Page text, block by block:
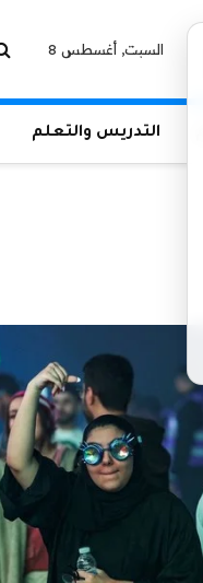
السبت, أغسطس 8
التدريس والتعلم